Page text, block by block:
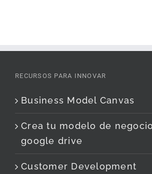
RECURSOS PARA INNOVAR
Business Model Canvas
Crea tu modelo de
google drive
Customer Development